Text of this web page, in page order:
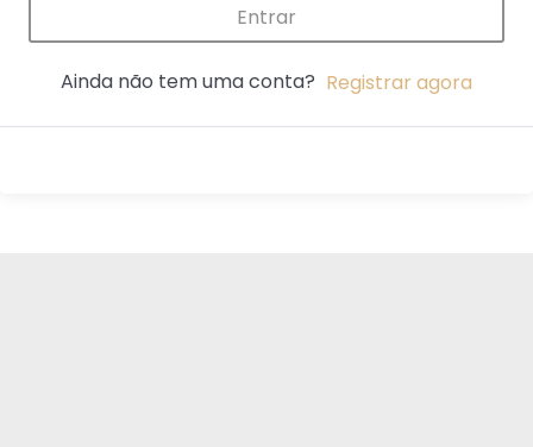
Entrar
Ainda não tem uma conta? Registrar agora